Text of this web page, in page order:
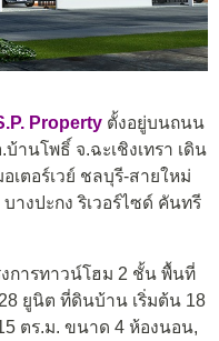
Property ตั้งอยู่บนถนน
านโพธิ์ จ.ฉะเชิงเทรา เดิน
เตอร์เวย์ ชลบุรี-สายใหม่
งปะกง ริเวอร์ไซด์ คันทรี
งการทาวน์โฮม 2 ชั้น พื้นที่
ยูนิต ที่ดินบ้าน เริ่มต้น 18
ตร.ม. ขนาด 4 ห้องนอน,